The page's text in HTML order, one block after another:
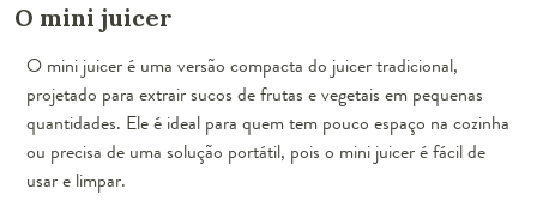
O mini juicer
O mini juicer é uma versão compacta do juicer tradicional,
projetado para extrair sucos de frutas e vegetais em pequenas
quantidades. Ele é ideal para quem tem pouco espaço na cozinha
ou precisa de uma solução portátil, pois o mini juicer é fácil de
usar e limpar.